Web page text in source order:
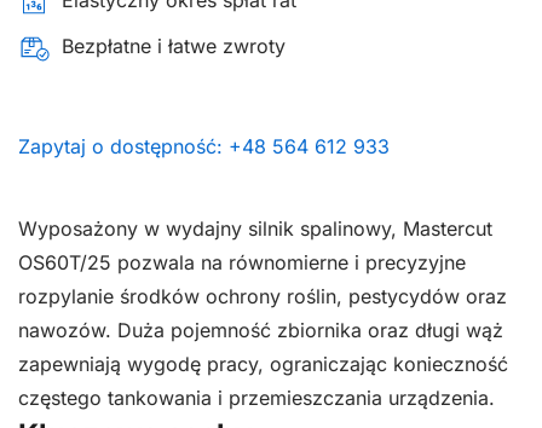
Bezpłatne i łatwe zwroty
Zapytaj o dostępność: +48 564 612 933
Wyposażony w wydajny silnik spalinowy, Mastercut
OS60T/25 pozwala na równomierne i precyzyjne
rozpylanie środków ochrony roślin, pestycydów oraz
nawozów. Duża pojemność zbiornika oraz długi wąż
zapewniają wygodę pracy, ograniczając konieczność
częstego tankowania i przemieszczania urządzenia.